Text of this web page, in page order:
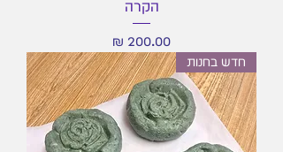
הקרה
מחיר
חדש בחנות